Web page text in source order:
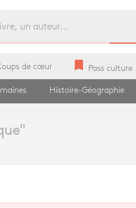
de cœur bookmark Pass culture
Histoire-Géographie
"